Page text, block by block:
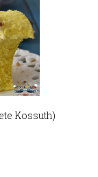
Kossuth)